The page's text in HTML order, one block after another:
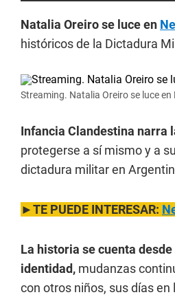
Natalia Oreiro se luce en
históricos de la Dictadura
Streaming. Natalia Oreiro se luce
Infancia Clandestina narra
protegerse a sí mismo y a
dictadura militar en
►TE PUEDE INTERESAR:
La historia se cuenta
identidad, mudanzas
con otros niños, sus días